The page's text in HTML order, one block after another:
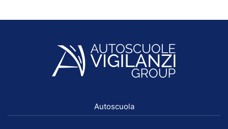
Autoscuola